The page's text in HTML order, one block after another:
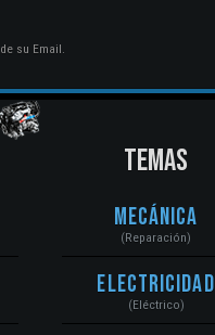
de su Email.
TEMAS
Mecánica
(Reparación)
Electricidad
(Eléctrico)